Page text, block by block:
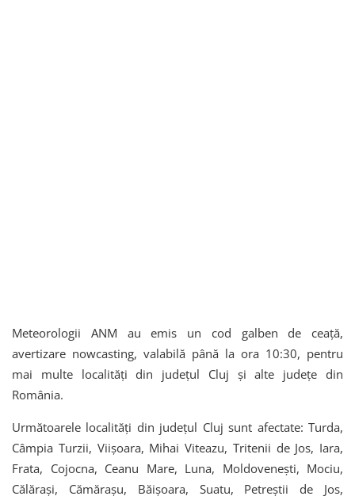
Meteorologii ANM au emis un cod galben de ceață,
avertizare nowcasting, valabilă până la ora 10:30, pentru
mai multe localități din județul Cluj și alte județe din
România.
Următoarele localități din județul Cluj sunt afectate: Turda,
Câmpia Turzii, Viișoara, Mihai Viteazu, Tritenii de Jos, Iara,
Frata, Cojocna, Ceanu Mare, Luna, Moldovenești, Mociu,
Călărași, Cămărașu, Băișoara, Suatu, Petreștii de Jos,